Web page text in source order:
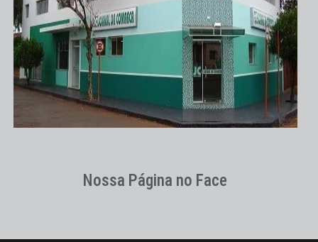
Nossa Página no Face